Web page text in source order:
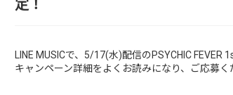
定！
LINE MUSICで、5/17(水)配信のPSYCHIC FEVER
キャンペーン詳細をよくお読みになり、ご応募く